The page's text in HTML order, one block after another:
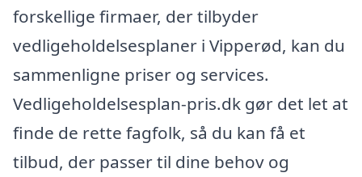
forskellige firmaer, der tilbyder
vedligeholdelsesplaner i Vipperød, kan du
sammenligne priser og services.
Vedligeholdelsesplan-pris.dk gør det let at
finde de rette fagfolk, så du kan få et
tilbud, der passer til dine behov og